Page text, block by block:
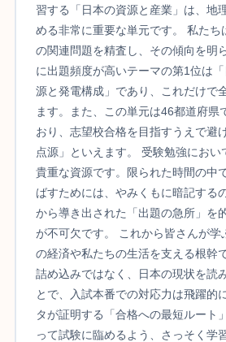
習する「日本の資源と産業」は、地
める非常に重要な単元です。 私たち
の関連問題を精査し、その傾向を明
に出題頻度が高いテーマの第1位は
源と発電構成」であり、これだけで
ます。また、この単元は46都道府県
おり、志望校合格を目指すうえで避
点源」といえます。 受験勉強におい
貴重な資源です。限られた時間の中
ばすためには、やみくもに暗記する
から導き出された「出題の急所」を
が不可欠です。 これから皆さんが学
の経済や私たちの生活を支える根幹
詰め込みではなく、日本の現状を読
とで、入試本番での対応力は飛躍的
タが証明する「合格への最短ルート
って試験に臨めるよう、さっそく学